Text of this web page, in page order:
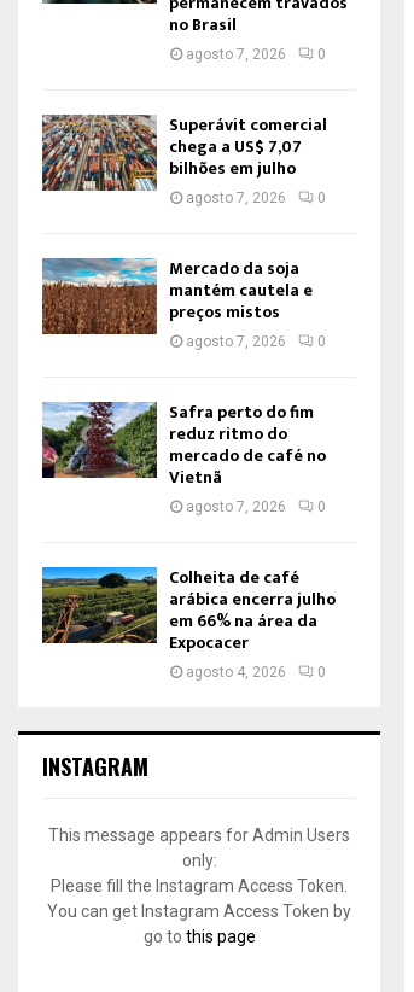
no Brasil
agosto 7, 2026 0
Superávit comercial
chega a US$ 7,07
bilhões em julho
agosto 7, 2026 0
Mercado da soja
mantém cautela e
preços mistos
agosto 7, 2026 0
Safra perto do fim
reduz ritmo do
mercado de café no
Vietnã
agosto 7, 2026 0
Colheita de café
arábica encerra julho
em 66% na área da
Expocacer
agosto 4, 2026 0
INSTAGRAM
This message appears for Admin Users
only:
Please fill the Instagram Access Token.
You can get Instagram Access Token by
go to this page